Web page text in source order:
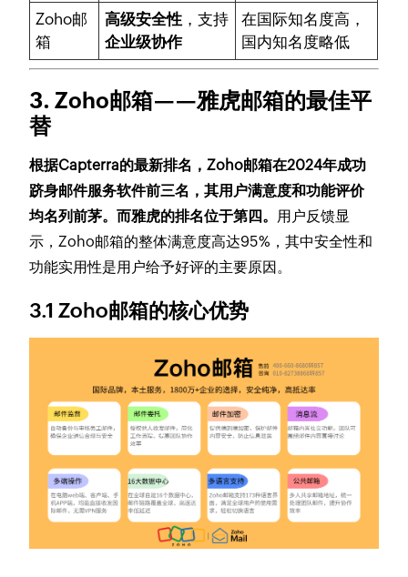
Zoho邮
箱
高级安全性 ，支持
企业级协作
在国际知名度高，
国内知名度略低
3. Zoho邮箱——雅虎邮箱的最佳平
替
根据Capterra的最新排名，Zoho邮箱在2024年成功
跻身邮件服务软件前三名，其用户满意度和功能评价
均名列前茅。而雅虎的排名位于第四。 用户反馈显
示，Zoho邮箱的整体满意度高达95%，其中安全性和
功能实用性是用户给予好评的主要原因。
3.1 Zoho邮箱的核心优势